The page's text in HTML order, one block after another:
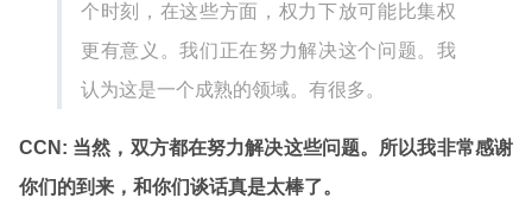
个时刻，在这些方面，权力下放可能比集权
更有意义。我们正在努力解决这个问题。我
认为这是一个成熟的领域。有很多。
CCN: 当然，双方都在努力解决这些问题。所以我非常感谢
你们的到来，和你们谈话真是太棒了。